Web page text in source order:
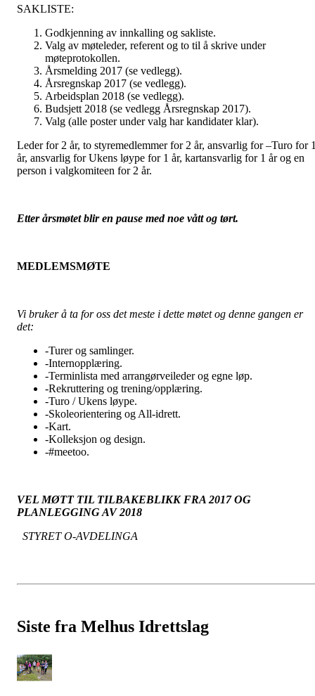
SAKLISTE:
Godkjenning av innkalling og sakliste.
Valg av møteleder, referent og to til å skrive under
møteprotokollen.
Årsmelding 2017 (se vedlegg).
Årsregnskap 2017 (se vedlegg).
Arbeidsplan 2018 (se vedlegg).
Budsjett 2018 (se vedlegg Årsregnskap 2017).
Valg (alle poster under valg har kandidater klar).
Leder for 2 år, to styremedlemmer for 2 år, ansvarlig for –Turo for
år, ansvarlig for Ukens løype for 1 år, kartansvarlig for 1 år og en
person i valgkomiteen for 2 år.
Etter årsmøtet blir en pause med noe vått og tørt.
MEDLEMSMØTE
Vi bruker å ta for oss det meste i dette møtet og denne gangen er
det:
-Turer og samlinger.
-Internopplæring.
-Terminlista med arrangørveileder og egne løp.
-Rekruttering og trening/opplæring.
-Turo / Ukens løype.
-Skoleorientering og All-idrett.
-Kart.
-Kolleksjon og design.
-#meetoo.
VEL MØTT TIL TILBAKEBLIKK FRA 2017 OG
PLANLEGGING AV 2018
STYRET O-AVDELINGA
Siste fra Melhus Idrettslag